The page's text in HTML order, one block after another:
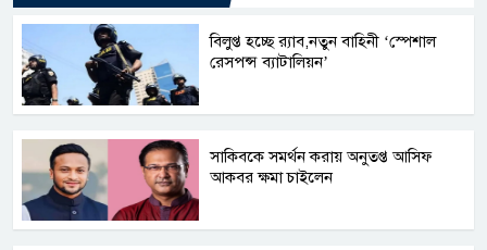
বিলুপ্ত হচ্ছে র‍্যাব,নতুন বাহিনী ‘স্পেশাল
রেসপন্স ব্যাটালিয়ন’
সাকিবকে সমর্থন করায় অনুতপ্ত আসিফ
আকবর ক্ষমা চাইলেন